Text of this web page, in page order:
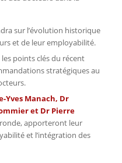
sur l’évolution historique
et de leur employabilité.
points clés du récent
stratégiques au
Yves Manach, Dr
et Dr Pierre
apporteront leur
et l’intégration des